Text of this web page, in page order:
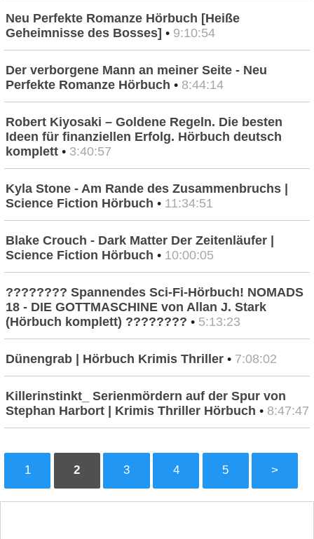
Neu Perfekte Romanze Hörbuch [Heiße
Geheimnisse des Bosses] • 9:10:54
Der verborgene Mann an meiner Seite - Neu
Perfekte Romanze Hörbuch • 8:44:14
Robert Kiyosaki – Goldene Regeln. Die besten
Ideen für finanziellen Erfolg. Hörbuch deutsch
komplett • 3:40:57
Kyla Stone - Am Rande des Zusammenbruchs |
Science Fiction Hörbuch • 11:34:51
Blake Crouch - Dark Matter Der Zeitenläufer |
Science Fiction Hörbuch • 10:00:05
???????? Spannendes Sci-Fi-Hörbuch! NOMADS
18 - DIE GOTTMASCHINE von Allan J. Stark
(Hörbuch komplett) ???????? • 5:13:23
Dünengrab | Hörbuch Krimis Thriller • 7:08:02
Killerinstinkt_ Serienmördern auf der Spur von
Stephan Harbort | Krimis Thriller Hörbuch • 8:47:47
1 2 3 4 5 >